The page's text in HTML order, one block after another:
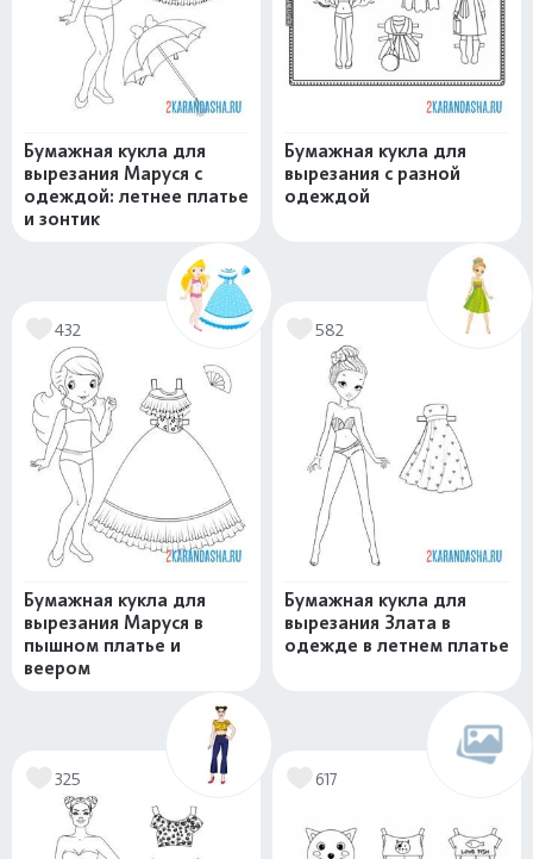
Бумажная кукла для
вырезания Маруся с
одеждой: летнее платье
и зонтик
Бумажная кукла для
вырезания с разной
одеждой
432
Бумажная кукла для
вырезания Маруся в
пышном платье и
веером
582
Бумажная кукла для
вырезания Злата в
одежде в летнем платье
325 617